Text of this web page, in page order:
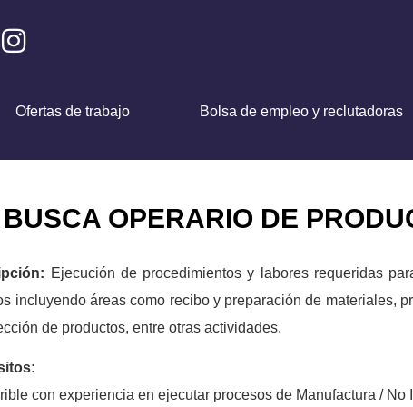
Ofertas de trabajo Bolsa de empleo y reclutadoras
OPERARIO DE
Ejecución de procedimientos y labores requeridas
incluyendo áreas como recibo y preparación de materiales,
de productos, entre otras actividades.
con experiencia en ejecutar procesos de Manufactura / No